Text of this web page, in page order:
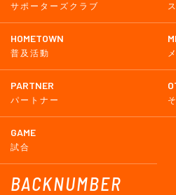
サポーターズクラブ
HOMETOWN
普及活動
PARTNER
パートナー
GAME
試合
BACKNUMBER